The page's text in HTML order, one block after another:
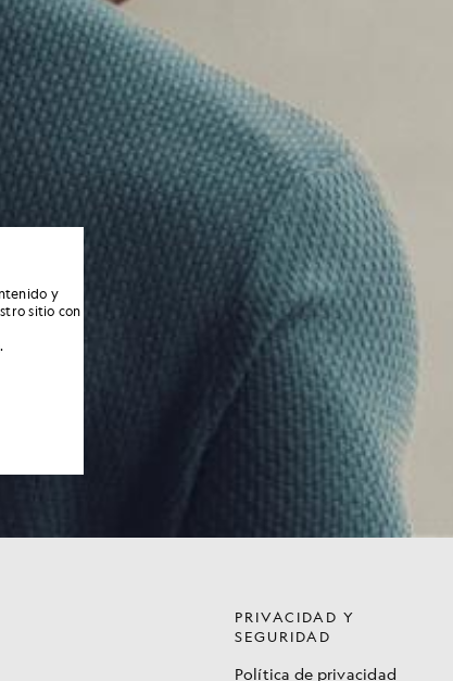
PRIVACIDAD Y
SEGURIDAD
Política de privacidad
y
sitio con
.